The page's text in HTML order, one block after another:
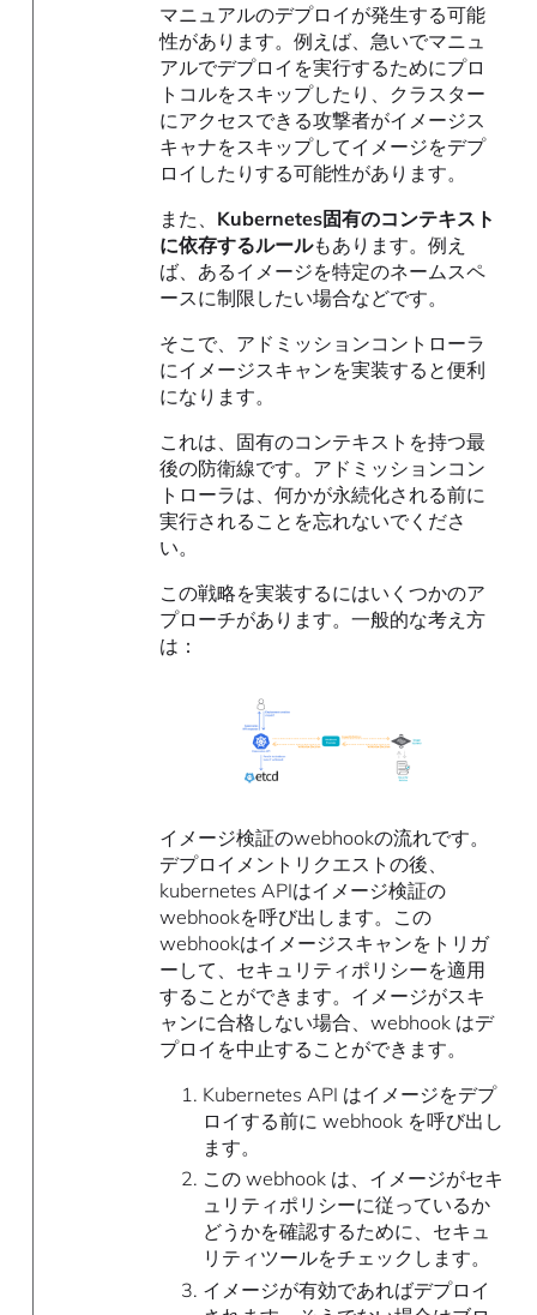
マニュアルのデプロイが発生する可能
性があります。例えば、急いでマニュ
アルでデプロイを実行するためにプロ
トコルをスキップしたり、クラスター
にアクセスできる攻撃者がイメージス
キャナをスキップしてイメージをデプ
ロイしたりする可能性があります。
また、 Kubernetes固有のコンテキスト
に依存するルールもあります。例え
ば、あるイメージを特定のネームスペ
ースに制限したい場合などです。
そこで、アドミッションコントローラ
にイメージスキャンを実装すると便利
になります。
これは、固有のコンテキストを持つ最
後の防衛線です。アドミッションコン
トローラは、何かが永続化される前に
実行されることを忘れないでくださ
い。
この戦略を実装するにはいくつかのア
プローチがあります。一般的な考え方
は：
イメージ検証のwebhookの流れです。
デプロイメントリクエストの後、
kubernetes APIはイメージ検証の
webhookを呼び出します。この
webhookはイメージスキャンをトリガ
ーして、セキュリティポリシーを適用
することができます。イメージがスキ
ャンに合格しない場合、webhook はデ
プロイを中止することができます。
Kubernetes API はイメージをデプ
ロイする前に webhook を呼び出し
ます。
この webhook は、イメージがセキ
ュリティポリシーに従っているか
どうかを確認するために、セキュ
リティツールをチェックします。
イメージが有効であればデプロイ